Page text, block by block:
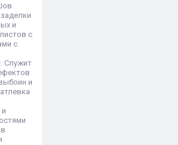
и
с
с
Служит
и